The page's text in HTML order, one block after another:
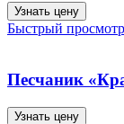
Узнать цену
Быстрый просмотр
Песчаник
Узнать цену